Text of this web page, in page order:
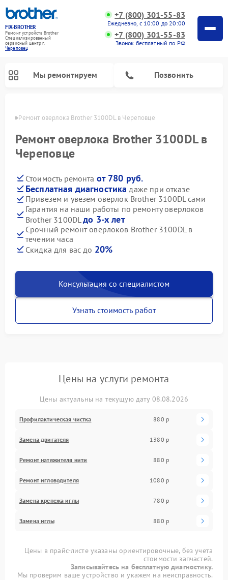
FIX-BROTHER
Ремонт устройств Brother
Специализированный
cервисный центр г.
Череповец
+7 (800) 301-55-83
Ежедневно, с 10:00 до 20:00
+7 (800) 301-55-83
Звонок бесплатный по РФ
Мы ремонтируем Позвонить
Ремонт оверлока Brother 3100DL в Череповце
Ремонт оверлока Brother 3100DL в
Череповце
Стоимость ремонта от 780 руб.
Бесплатная диагностика даже при отказе
Привезем и увезем оверлок Brother 3100DL сами
Гарантия на наши работы по ремонту оверлоков
Brother 3100DLдо 3-х лет
Срочный ремонт оверлоков Brother 3100DL в
течении часа
Скидка для вас до 20%
Консультация со специалистом
Узнать стоимость работ
Цены на услуги ремонта
Цены актуальны на текущую дату 08.08.2026
Профилактическая чистка 880 р
Замена двигателя 1380 р
Ремонт натяжителя нити 880 р
Ремонт игловодителя 1080 р
Замена крепежа иглы 780 р
Замена иглы 880 р
Цены в прайс-листе указаны ориентировочные, без учета
стоимости запчастей.
Записывайтесь на бесплатную диагностику.
Мы проверим ваше устройство и укажем на неисправность.